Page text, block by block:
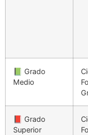
📗 Grado
Medio
📕 Grado
Superior